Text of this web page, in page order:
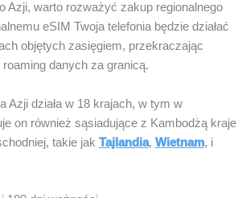
Azji, warto rozważyć zakup regionalnego
eSIM Twoja telefonia będzie działać
objętych zasięgiem, przekraczając
danych za granicą.
Azji działa w 18 krajach, w tym w
on również sąsiadujące z Kambodżą kraje
takie jak Tajlandia, Wietnam, i